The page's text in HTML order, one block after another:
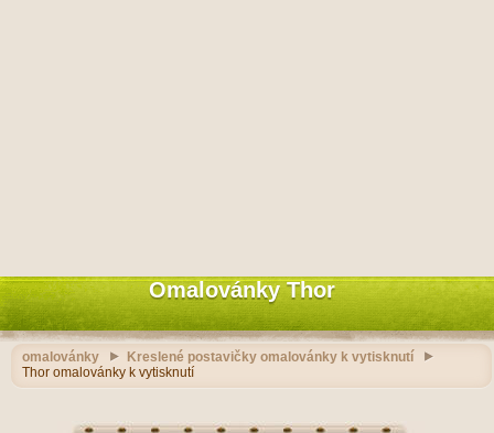
Omalovánky Thor
omalovánky
Kreslené postavičky omalovánky k vytisknutí
Thor omalovánky k vytisknutí